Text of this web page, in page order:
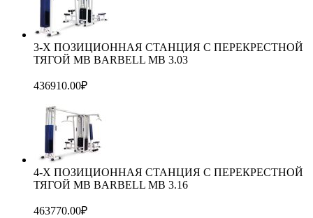
3-Х ПОЗИЦИОННАЯ СТАНЦИЯ С ПЕРЕКРЕСТНОЙ
ТЯГОЙ МВ BARBELL MB 3.03
436910.00₽
4-Х ПОЗИЦИОННАЯ СТАНЦИЯ С ПЕРЕКРЕСТНОЙ
ТЯГОЙ MB BARBELL MB 3.16
463770.00₽